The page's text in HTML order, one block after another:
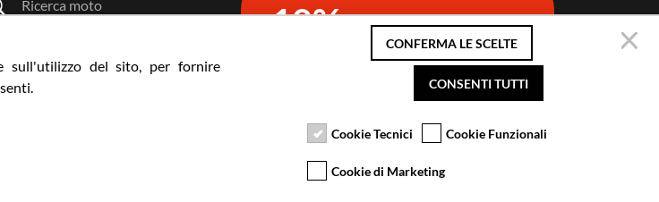
Ricerca moto
10% di sconto sul primo ordine
Iscriviti alla newsletter
© VCOMPONENTS SRL UNIPERSONALE 2021 | P.IVA 08501640968
CONFERMA LE SCELTE
CONSENTI TUTTI
Cookie Tecnici Cookie Funzionali
Cookie di Marketing
sull'utilizzo del sito, per fornire